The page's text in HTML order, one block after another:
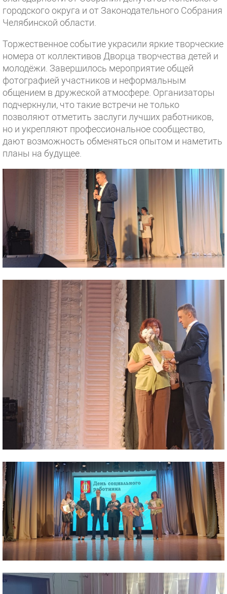
городского округа и от Законодательного Собрания
Челябинской области.
Торжественное событие украсили яркие творческие
номера от коллективов Дворца творчества детей и
молодёжи. Завершилось мероприятие общей
фотографией участников и неформальным
общением в дружеской атмосфере. Организаторы
подчеркнули, что такие встречи не только
позволяют отметить заслуги лучших работников,
но и укрепляют профессиональное сообщество,
дают возможность обменяться опытом и наметить
планы на будущее.